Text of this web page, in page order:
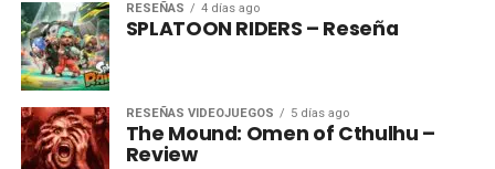
RESEÑAS 4 días ago
SPLATOON RIDERS – Reseña
RESEÑAS VIDEOJUEGOS 5 días ago
The Mound: Omen of Cthulhu –
Review